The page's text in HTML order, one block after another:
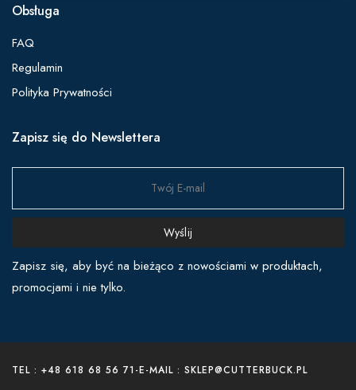
Obsługa
FAQ
Regulamin
Polityka Prywatności
Zapisz się do Newslettera
Wyślij
Zapisz się, aby być na bieżąco z nowościami w produktach,
promocjami i nie tylko.
TEL : +48 618 68 56 71 -E-MAIL : SKLEP@CUTTERBUCK.PL